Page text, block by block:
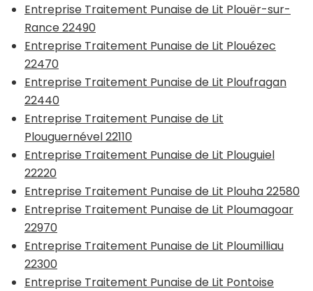
Entreprise Traitement Punaise de Lit Plouër-sur-
Rance 22490
Entreprise Traitement Punaise de Lit Plouézec
22470
Entreprise Traitement Punaise de Lit Ploufragan
22440
Entreprise Traitement Punaise de Lit
Plouguernével 22110
Entreprise Traitement Punaise de Lit Plouguiel
22220
Entreprise Traitement Punaise de Lit Plouha 22580
Entreprise Traitement Punaise de Lit Ploumagoar
22970
Entreprise Traitement Punaise de Lit Ploumilliau
22300
Entreprise Traitement Punaise de Lit Pontoise